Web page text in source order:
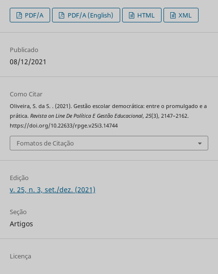
PDF/A PDF/A (English) HTML XML
Publicado
08/12/2021
Como Citar
Oliveira, S. da S. . (2021). Gestão escolar democrática: entre o promulgado e a
prática. Revista on Line De Política E Gestão Educacional, 25(3), 2147–2162.
https://doi.org/10.22633/rpge.v25i3.14744
Fomatos de Citação
Edição
v. 25, n. 3, set./dez. (2021)
Seção
Artigos
Licença